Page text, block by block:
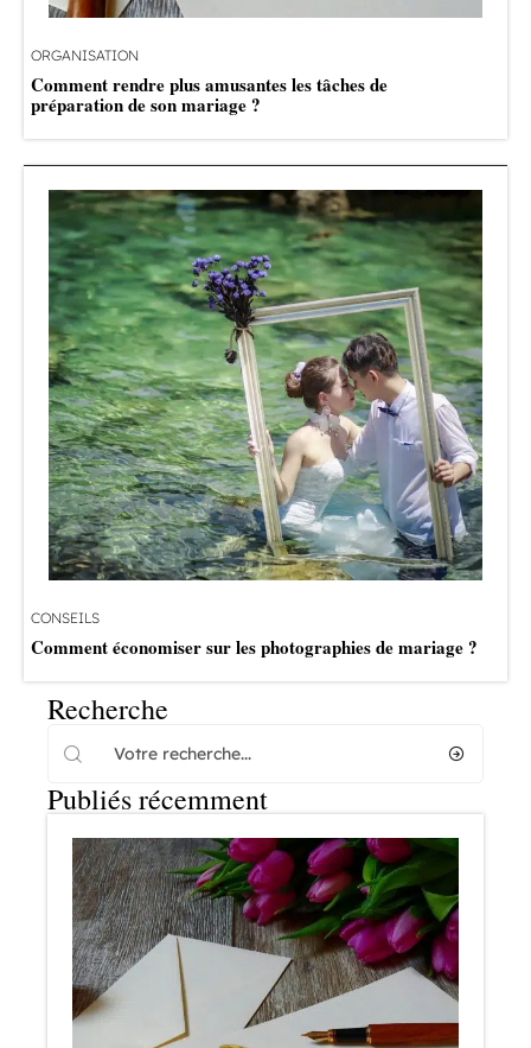
ORGANISATION
Comment rendre plus amusantes les tâches de
préparation de son mariage ?
CONSEILS
Comment économiser sur les photographies de mariage ?
Recherche
Publiés récemment